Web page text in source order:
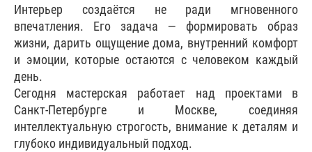
Интерьер создаётся не ради мгновенного
впечатления. Его задача — формировать образ
жизни, дарить ощущение дома, внутренний комфорт
и эмоции, которые остаются с человеком каждый
день.
Сегодня мастерская работает над проектами в
Санкт-Петербурге и Москве, соединяя
интеллектуальную строгость, внимание к деталям и
глубоко индивидуальный подход.